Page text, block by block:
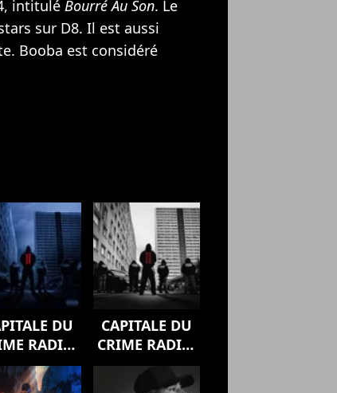
intitulé Bourré Au Son. Le
sur D8. Il est aussi
Booba est considéré
DU
RADIO,
vol. 2
CAPITALE DU
CRIME RADIO,
vol. 2